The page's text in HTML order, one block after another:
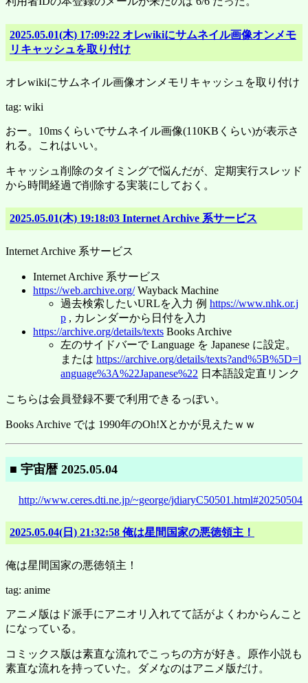
2025.05.01(木) 17:09:22 オレwikiにサムネイル画像オンメモ
リキャッシュを取り付け
オレwikiにサムネイル画像オンメモリキャッシュを取り付け
tag: wiki
おー。10msくらいでサムネイル画像(110KBくらい)が表示さ
れる。これはいい。
キャッシュ削除のタイミングで悩んだが、定期実行スレッド
から時間経過で削除する実装にしておく。
2025.05.01(木) 19:18:03 Internet Archive 系サービス
Internet Archive 系サービス
Internet Archive 系サービス
https://web.archive.org/Wayback Machine
過去検索したいURLを入力 例 https://www.nhk.or.j
p , カレンダーから日付を入力
https://archive.org/details/texts Books Archive
左のサイドバーで Language を Japanese に設定。
または https://archive.org/details/texts?and%5B%5D=l
anguage%3A%22Japanese%22 日本語設定直リンク
こちらは会員登録不要で利用できるっぽい。
Books Archive では 1990年のOh!Xとかが見えたｗｗ
■ 宇宙暦 2025.05.04
http://www.ceres.dti.ne.jp/~george/jdiaryC50501.html#20250504
2025.05.04(日) 21:32:58 俺は星間国家の悪徳領主！
俺は星間国家の悪徳領主！
tag: anime
アニメ版はド派手にアニオリ入れてて話がよくわからんこと
になっている。
コミックス版は素直な流れでこっちの方が好き。原作小説も
素直な流れを持っていた。ダメなのはアニメ版だけ。